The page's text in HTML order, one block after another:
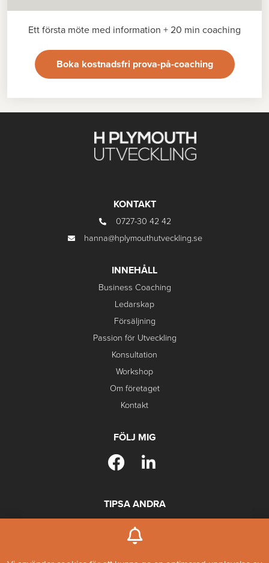
Ett första möte med information + 20 min coaching
Boka kostnadsfri prova-på-coaching
KONTAKT
0727-30 42 42
hanna@hplymouthutveckling.se
INNEHÅLL
Business Coaching
Ledarskap
Försäljning
Passion för Utveckling
Konsultation
Workshop
Om företaget
Kontakt
FÖLJ MIG
TIPSA ANDRA
Boka kostnadsfritt möte